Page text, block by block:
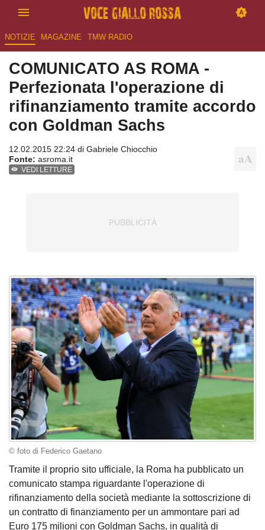
NOTIZIE MAGAZINE TMW RADIO
COMUNICATO AS ROMA -
Perfezionata l'operazione di
rifinanziamento tramite accordo
con Goldman Sachs
12.02.2015 22:24 di Gabriele Chiocchio
Fonte: asroma.it
VEDI LETTURE
© foto di Federico Gaetano
Tramite il proprio sito ufficiale, la Roma ha pubblicato un
comunicato stampa riguardante l'operazione di
rifinanziamento della società mediante la sottoscrizione di
un contratto di finanziamento per un ammontare pari ad
Euro 175 milioni con Goldman Sachs, in qualità di